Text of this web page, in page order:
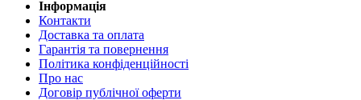
Інформація
Контакти
Доставка та оплата
Гарантія та повернення
Політика конфіденційності
Про нас
Договір публічної оферти